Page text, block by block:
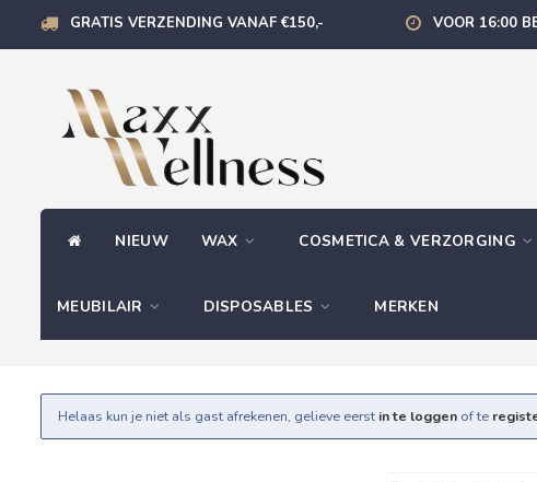
GRATIS VERZENDING VANAF €150,- VOOR 16:00
NIEUW WAX COSMETICA & VERZORGING
MEUBILAIR DISPOSABLES MERKEN
Helaas kun je niet als gast afrekenen, gelieve eerst in te loggen of te